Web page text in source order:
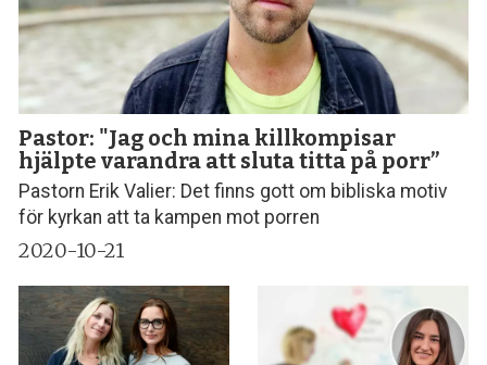
Pastor: "Jag och mina killkompisar
hjälpte varandra att sluta titta på porr”
Pastorn Erik Valier: Det finns gott om bibliska motiv
för kyrkan att ta kampen mot porren
2020-10-21